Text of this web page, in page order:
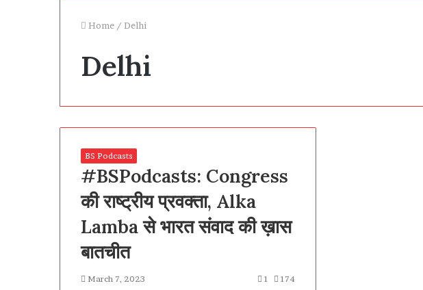
Home / Delhi
Delhi
BS Podcasts
#BSPodcasts: Congress
की राष्ट्रीय प्रवक्ता, Alka
Lamba से भारत संवाद की ख़ास
बातचीत
March 7, 2023 1 174